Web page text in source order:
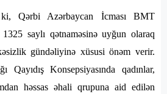
Qərbi Azərbaycan İcması BMT
1325 saylı qətnaməsinə uyğun olaraq
gündəliyinə xüsusi önəm verir.
Qayıdış Konsepsiyasında qadınlar,
həssas əhali qrupuna aid edilən